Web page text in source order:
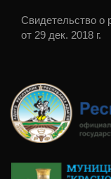
Свидетельство
от 29 дек. 2018 г.